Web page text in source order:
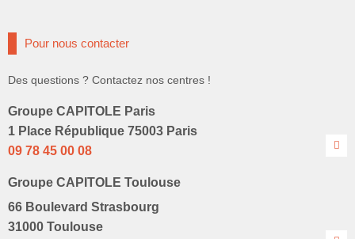
Pour nous contacter
Des questions ? Contactez nos centres !
Groupe CAPITOLE Paris
1 Place République 75003 Paris
09 78 45 00 08
Groupe CAPITOLE Toulouse
66 Boulevard Strasbourg
31000 Toulouse